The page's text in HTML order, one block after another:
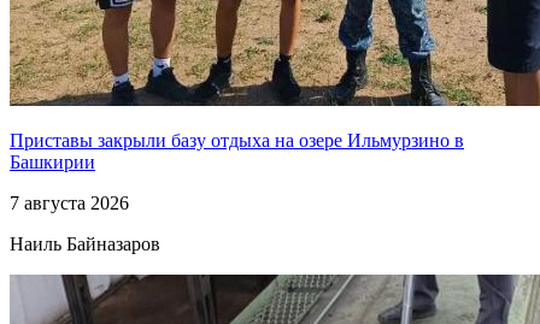
Приставы закрыли базу отдыха на озере Ильмурзино в
Башкирии
7 августа 2026
Наиль Байназаров